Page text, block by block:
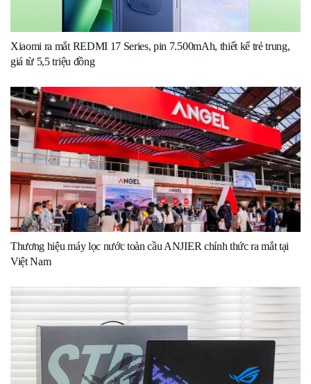
Xiaomi ra mắt REDMI 17 Series, pin 7.500mAh, thiết kế trẻ trung,
giá từ 5,5 triệu đồng
Thương hiệu máy lọc nước toàn cầu ANJIER chính thức ra mắt tại
Việt Nam